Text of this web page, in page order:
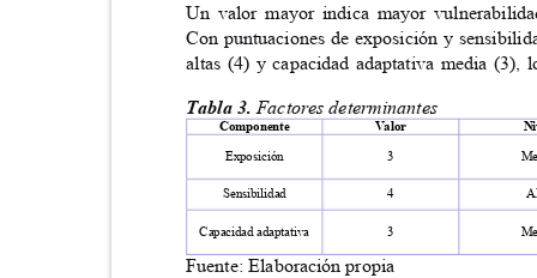
Un valor mayor indica mayor
Con puntuaciones de exposición y
altas (4) y capacidad adaptativa media
Tabla 3. Factores determinantes
Componente Valor
Exposición 3
Sensibilidad 4
3
Capacidad adaptativa
Fuente: Elaboración propia